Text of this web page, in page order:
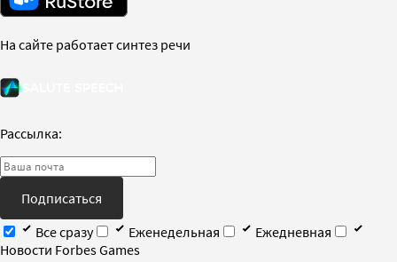
На сайте работает синтез речи
Рассылка:
Подписаться
Все сразу
Еженедельная
Ежедневная
Новости Forbes Games